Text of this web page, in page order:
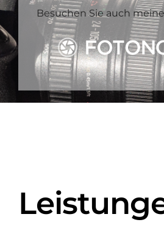
Besuchen Sie auch